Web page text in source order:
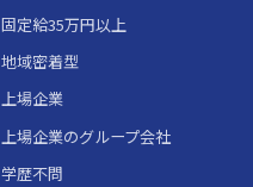
固定給35万円以上
地域密着型
上場企業
上場企業のグループ会社
学歴不問